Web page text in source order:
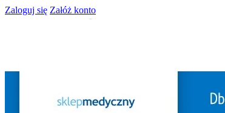
Zaloguj się Załóż konto